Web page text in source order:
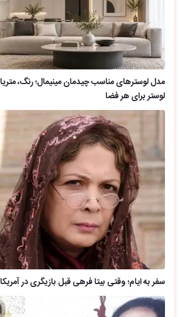
مدل لوسترهای مناسب چیدمان مینیمال؛ رنگ،
لوستر برای هر فضا
سفر به ایام؛ وقتی بیتا فرهی قبل بازیگری در آمریکا